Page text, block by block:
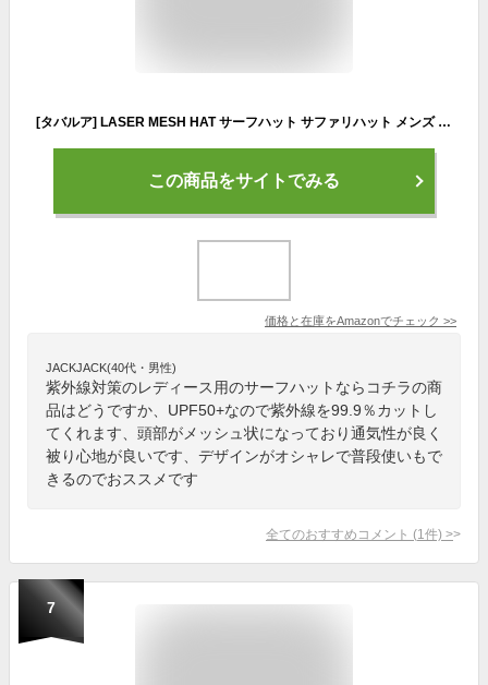
[タバルア] LASER MESH HAT サーフハット サファリハット メンズ レディース ユニセックス 紫外線 帽子 レーザーカット メッシュ UV ハット ユニセックス アウトドア サーフィン キャンプ 釣り TM1019 BLACK 59cm
この商品をサイトでみる
価格と在庫をAmazonでチェック >>
JACKJACK(40代・男性)
紫外線対策のレディース用のサーフハットならコチラの商
品はどうですか、UPF50+なので紫外線を99.9％カットし
てくれます、頭部がメッシュ状になっており通気性が良く
被り心地が良いです、デザインがオシャレで普段使いもで
きるのでおススメです
全てのおすすめコメント (1 件) >
7